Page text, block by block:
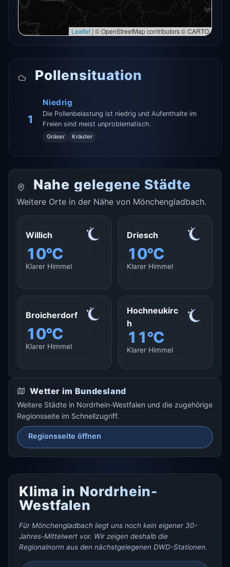
Leaflet | © OpenStreetMap contributors © CARTO
Pollensituation
1
Niedrig
Die Pollenbelastung ist niedrig und Aufenthalte im
Freien sind meist unproblematisch.
Gräser Kräuter
Nahe gelegene Städte
Weitere Orte in der Nähe von Mönchengladbach.
Willich
10°C
Klarer Himmel
Driesch
10°C
Klarer Himmel
Broicherdorf
10°C
Klarer Himmel
Hochneukirc
h
11°C
Klarer Himmel
Wetter im Bundesland
Weitere Städte in Nordrhein-Westfalen und die zugehörige
Regionsseite im Schnellzugriff.
Regionsseite öffnen
Klima in Nordrhein-
Westfalen
Für Mönchengladbach liegt uns noch kein eigener 30-
Jahres-Mittelwert vor. Wir zeigen deshalb die
Regionalnorm aus den nächstgelegenen DWD-Stationen.